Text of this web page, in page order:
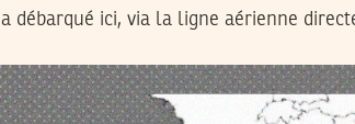
a débarqué ici, via la ligne aérienne